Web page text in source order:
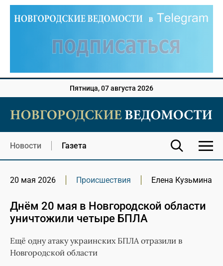
Пятница, 07 августа 2026
Новости Газета
20 мая 2026 Происшествия Елена Кузьмина
Днём 20 мая в Новгородской области
уничтожили четыре БПЛА
Ещё одну атаку украинских БПЛА отразили в
Новгородской области